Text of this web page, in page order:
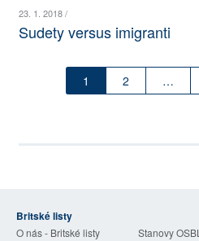
23. 1. 2018 /
Sudety versus imigranti
1 2 …
Britské listy
O nás - Britské listy
Stanovy OSBL